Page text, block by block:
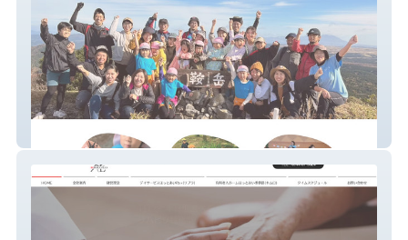
北合志保育園